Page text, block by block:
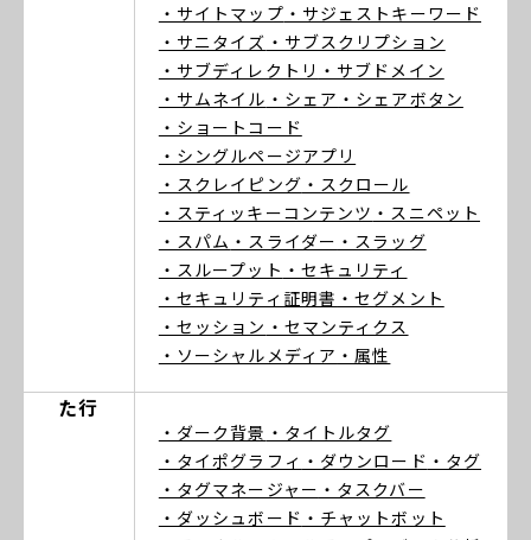
・サイトマップ ・サジェストキーワード
・サニタイズ ・サブスクリプション
・サブディレクトリ ・サブドメイン
・サムネイル ・シェア ・シェアボタン
・ショートコード
・シングルページアプリ
・スクレイピング ・スクロール
・スティッキーコンテンツ ・スニペット
・スパム ・スライダー ・スラッグ
・スループット ・セキュリティ
・セキュリティ証明書 ・セグメント
・セッション ・セマンティクス
・ソーシャルメディア ・属性
た行
・ダーク背景 ・タイトルタグ
・タイポグラフィ ・ダウンロード ・タグ
・タグマネージャー ・タスクバー
・ダッシュボード ・チャットボット